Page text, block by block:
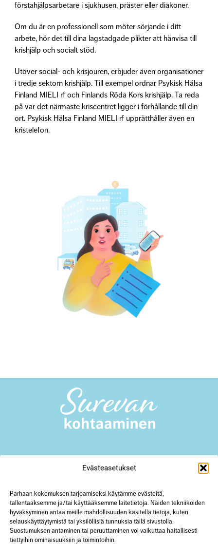
Evästeasetukset
Parhaan kokemuksen tarjoamiseksi käytämme evästeitä,
tallentaaksemme ja/tai käyttääksemme laitetietoja. Näiden tekniikoiden
hyväksyminen antaa meille mahdollisuuden käsitellä tietoja, kuten
selauskäyttäytymistä tai yksilöllisiä tunnuksia tällä sivustolla.
Suostumuksen antaminen tai peruuttaminen voi vaikuttaa haitallisesti
tiettyihin ominaisuuksiin ja toimintoihin.
förstahjälpsarbetare i sjukhusen, präster eller diakoner.
Om du är en professionell som möter sörjande i ditt
arbete, hör det till dina lagstadgade plikter att hänvisa till
krishjälp och socialt stöd.
Utöver social- och krisjouren, erbjuder även organisationer
i tredje sektorn krishjälp. Till exempel ordnar Psykisk Hälsa
Finland MIELI rf och Finlands Röda Kors krishjälp. Ta reda
på var det närmaste kriscentret ligger i förhållande till din
ort. Psykisk Hälsa Finland MIELI rf upprätthåller även en
kristelefon.
Yliopistonkatu 23 A18, 40100 Jyväskylä
hanke@surevankohtaaminen.fi
Tarkemmat yhteystiedot